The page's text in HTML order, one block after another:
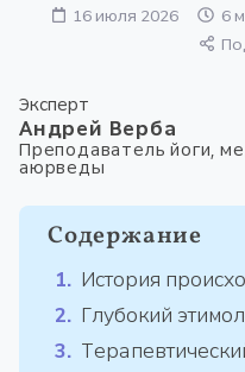
16 июля 2026 6
Эксперт
Андрей Верба
Преподаватель йоги,
аюрведы
Содержание
История
Глубокий